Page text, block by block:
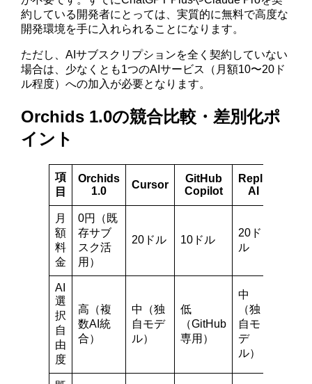
約している開発者にとっては、実質的に無料で高度な
開発環境を手に入れられることになります。
ただし、AIサブスクリプションを全く契約していない
場合は、少なくとも1つのAIサービス（月額10〜20ド
ル程度）への加入が必要となります。
Orchids 1.0の競合比較・差別化ポ
イント
項
目
Orchids
1.0
Cursor
GitHub
Copilot
Replit
AI
月
額
料
金
0円（既
存サブ
スク活
用）
20ドル 10ドル
20ド
ル
AI
選
択
自
由
度
高（複
数AI統
合）
中（独
自モデ
ル）
低
（GitHub
専用）
中
（独
自モ
デ
ル）